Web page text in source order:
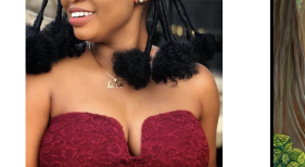
Programme
GRANT